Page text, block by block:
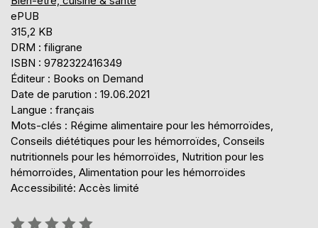
ePUB
315,2 KB
DRM : filigrane
ISBN : 9782322416349
Éditeur : Books on Demand
Date de parution : 19.06.2021
Langue : français
Mots-clés : Régime alimentaire pour les hémorroïdes,
Conseils diététiques pour les hémorroïdes, Conseils
nutritionnels pour les hémorroïdes, Nutrition pour les
hémorroïdes, Alimentation pour les hémorroïdes
Accessibilité: Accès limité
Évaluation: